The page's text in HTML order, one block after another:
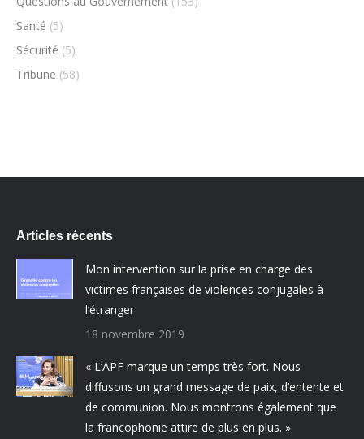
Santé (5)
Sécurité (5)
Tribune (58)
Articles récents
Mon intervention sur la prise en charge des
victimes françaises de violences conjugales à
l’étranger
18 novembre 2019
« L’APF marque un temps très fort. Nous
diffusons un grand message de paix, d’entente et
de communion. Nous montrons également que
la francophonie attire de plus en plus. »